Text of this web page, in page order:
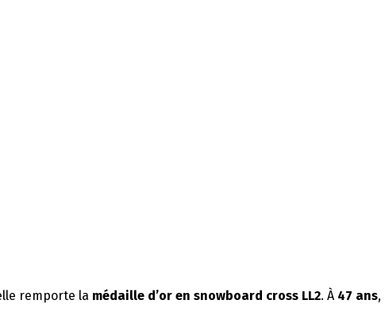
remporte la médaille d’or en snowboard cross LL2. À 47 ans,